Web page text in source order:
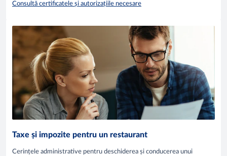
Consultă certificatele și autorizațiile necesare
Taxe și impozite pentru un restaurant
Cerințele administrative pentru deschiderea și conducerea unui